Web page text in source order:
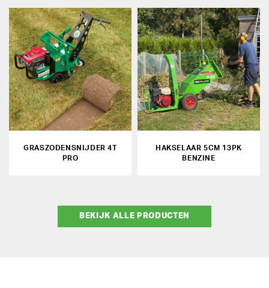
GRASZODENSNIJDER 4T
PRO
HAKSELAAR 5CM 13PK
BENZINE
BEKIJK ALLE PRODUCTEN